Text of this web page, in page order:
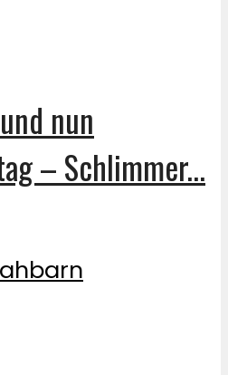
nun
– Schlimmer...